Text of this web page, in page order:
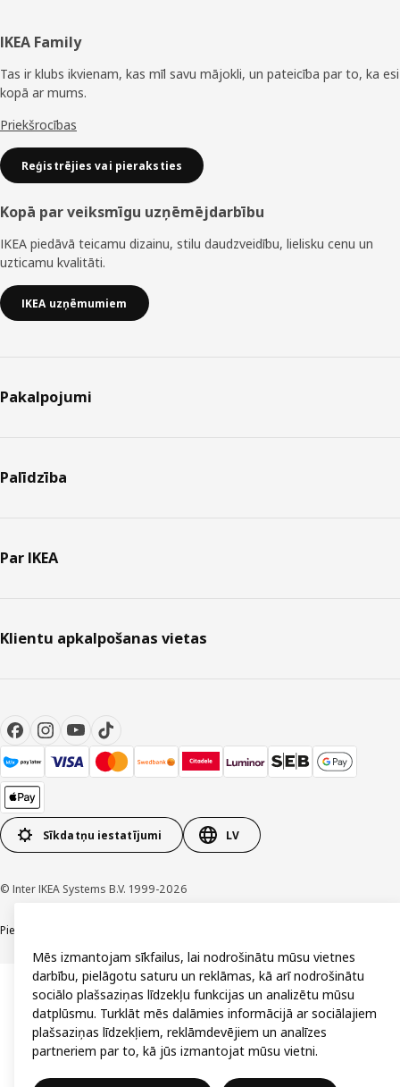
Kājene
IKEA Family
Tas ir klubs ikvienam, kas mīl savu mājokli, un pateicība par to, ka esi
kopā ar mums.
Priekšrocības
Reģistrējies vai pieraksties
Kopā par veiksmīgu uzņēmējdarbību
IKEA piedāvā teicamu dizainu, stilu daudzveidību, lielisku cenu un
uzticamu kvalitāti.
IKEA uzņēmumiem
Pakalpojumi
Palīdzība
Par IKEA
Klientu apkalpošanas vietas
Sīkdatņu iestatījumi LV
© Inter IKEA Systems B.V. 1999-2026
Piekļūstamība
Mēs izmantojam sīkfailus, lai nodrošinātu mūsu vietnes
darbību, pielāgotu saturu un reklāmas, kā arī nodrošinātu
sociālo plašsaziņas līdzekļu funkcijas un analizētu mūsu
datplūsmu. Turklāt mēs dalāmies informācijā ar sociālajiem
plašsaziņas līdzekļiem, reklāmdevējiem un analīzes
partneriem par to, kā jūs izmantojat mūsu vietni.